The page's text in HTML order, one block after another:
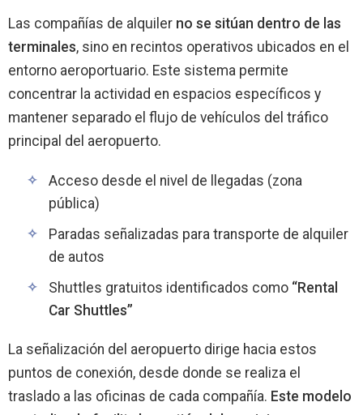
Las compañías de alquiler no se sitúan dentro de las
terminales, sino en recintos operativos ubicados en el
entorno aeroportuario. Este sistema permite
concentrar la actividad en espacios específicos y
mantener separado el flujo de vehículos del tráfico
principal del aeropuerto.
Acceso desde el nivel de llegadas (zona
pública)
Paradas señalizadas para transporte de alquiler
de autos
Shuttles gratuitos identificados como “Rental
Car Shuttles”
La señalización del aeropuerto dirige hacia estos
puntos de conexión, desde donde se realiza el
traslado a las oficinas de cada compañía. Este modelo